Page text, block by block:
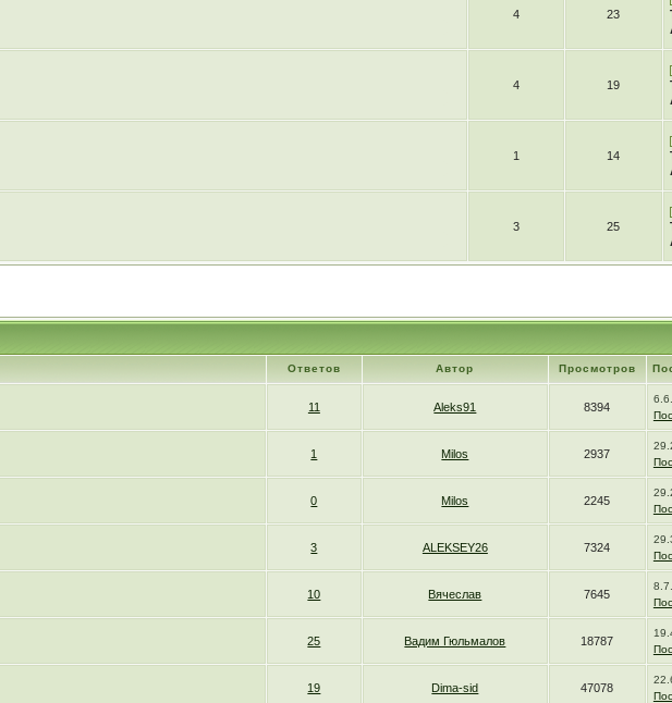
4 23
4 19
1 14
3 25
Ответов Автор Просмотров
11 Aleks91 8394
1 Milos 2937
0 Milos 2245
3 ALEKSEY26 7324
10 Вячеслав 7645
25 Вадим Гюльмалов 18787
19 Dima-sid 47078